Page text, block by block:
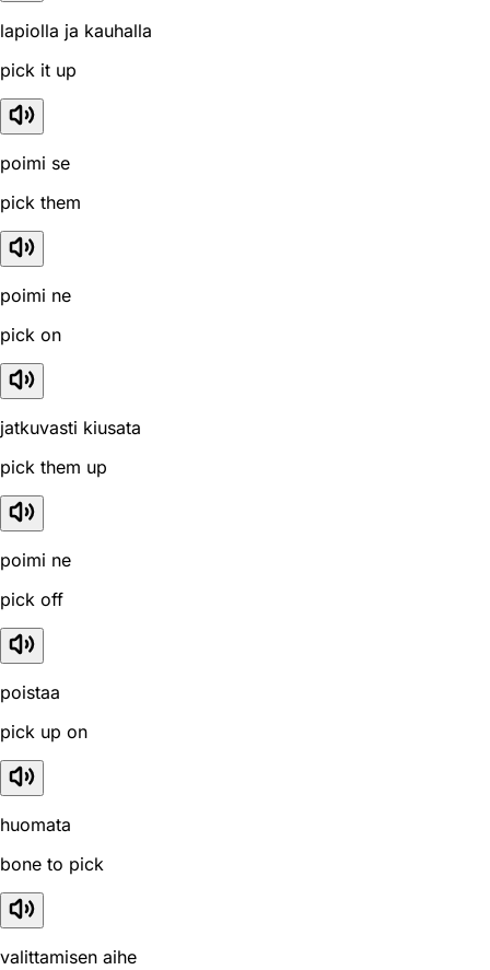
lapiolla ja kauhalla
pick it up
poimi se
pick them
poimi ne
pick on
jatkuvasti kiusata
pick them up
poimi ne
pick off
poistaa
pick up on
huomata
bone to pick
valittamisen aihe